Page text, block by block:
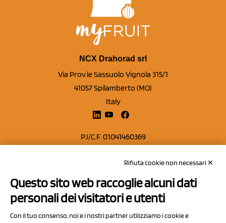
NCX Drahorad srl
Via Prov.le Sassuolo Vignola 315/1
41057 Spilamberto (MO)
Italy
P.I/C.F. 01041460369
Capitale sociale Euro 50.000,00 i.v.
Contatti
Privacy Policy
Rifiuta cookie non necessari ✕
Questo sito web raccoglie alcuni dati
personali dei visitatori e utenti
Con il tuo consenso, noi e i nostri partner utilizziamo i cookie e